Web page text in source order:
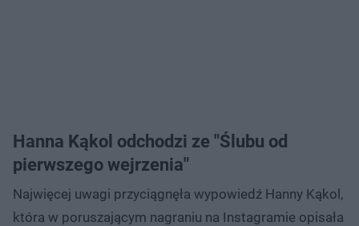
Hanna Kąkol odchodzi ze "Ślubu od
pierwszego wejrzenia"
Najwięcej uwagi przyciągnęła wypowiedź Hanny Kąkol,
która w poruszającym nagraniu na Instagramie opisała